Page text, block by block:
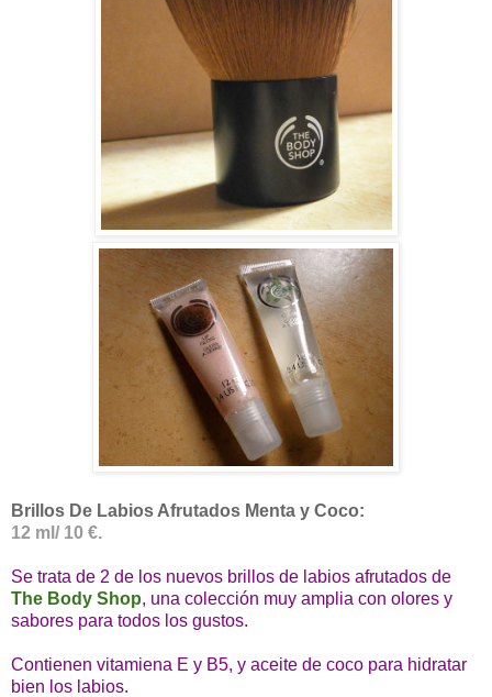
Brillos De Labios Afrutados Menta y Coco:
12 ml/ 10 €.
Se trata de 2 de los nuevos brillos de labios afrutados de
The Body Shop, una colección muy amplia con olores y
sabores para todos los gustos.
Contienen vitamiena E y B5, y aceite de coco para hidratar
bien los labios.